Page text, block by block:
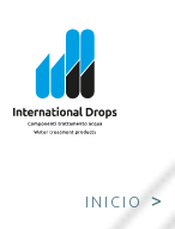
INICIO >